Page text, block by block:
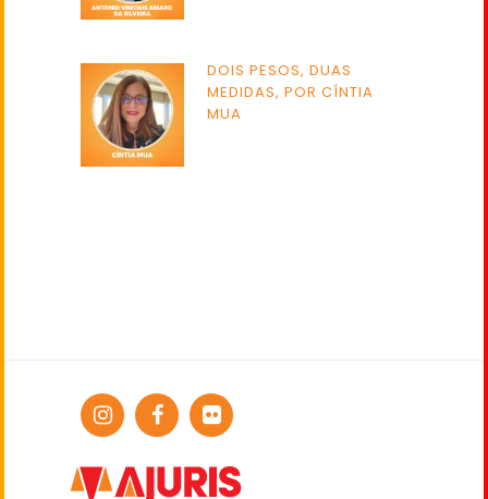
DOIS PESOS, DUAS
MEDIDAS, POR CÍNTIA
MUA